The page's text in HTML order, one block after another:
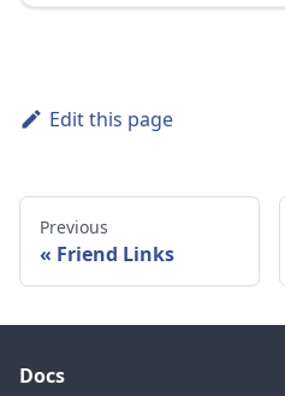
Edit this page
Previous
Friend Links
Docs